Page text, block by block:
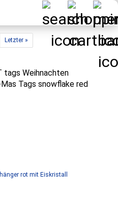
Letzter »
tags Weihnachten
Tags snowflake red